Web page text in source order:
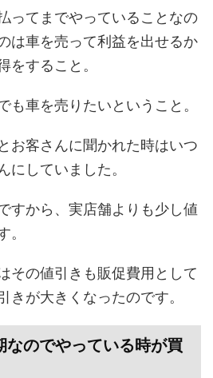
ってまでやっていることなの
は車を売って利益を出せるか
をすること。
も車を売りたいということ。
お客さんに聞かれた時はいつ
にしていました。
すから、実店舗よりも少し値
。
その値引きも販促費用として
きが大きくなったのです。
なのでやっている時が買